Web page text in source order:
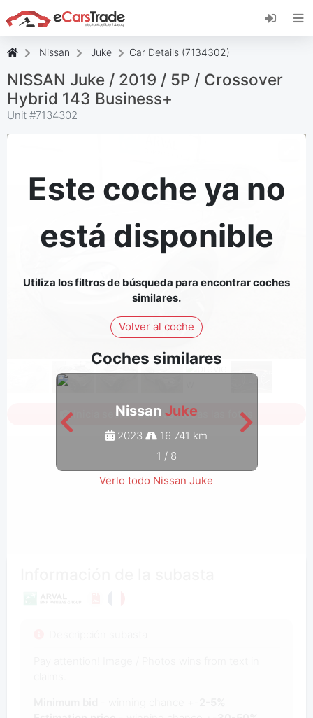
Instala la aplicación web de eCarsTrade,
añádela a tu pantalla de inicio y recibe
Nissan Juke Car Details (7134302)
NISSAN Juke / 2019 / 5P / Crossover
Hybrid 143 Business+
Unit #7134302
Este coche ya no
está disponible
Utiliza los filtros de búsqueda para encontrar coches
similares.
Volver al coche
Coches similares
NissanJuke
2023
16 741 km
1 / 8
Verlo todo Nissan Juke
Inicia sesión para ver todas las fotos